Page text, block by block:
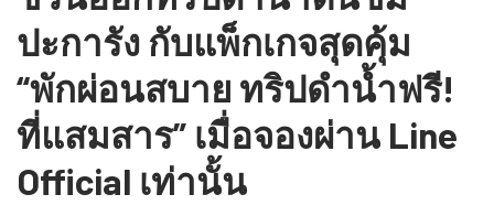
ปะการัง กับแพ็กเกจสุดคุ้ม
“พักผ่อนสบาย ทริปดำน้ำฟรี!
ที่แสมสาร” เมื่อจองผ่าน Line
Official เท่านั้น